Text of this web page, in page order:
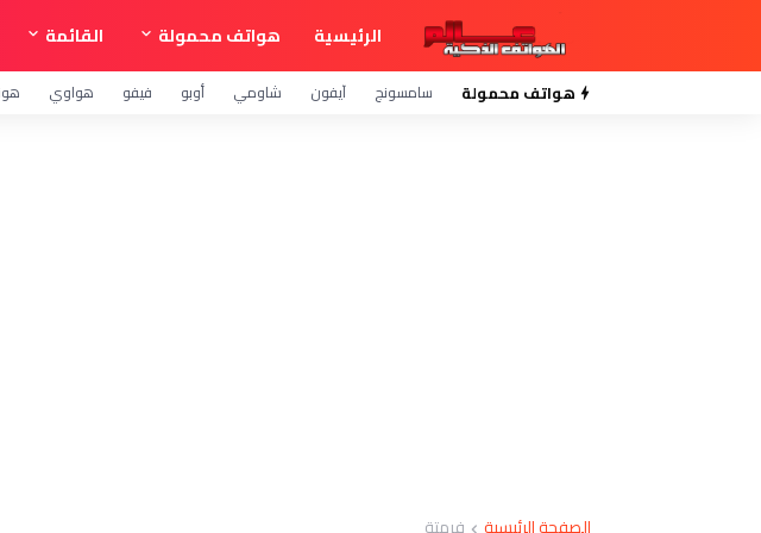
الرئيسية هواتف محمولة القائمة
هواتف محمولة سامسونج آيفون شاومي أوبو فيفو هواوي